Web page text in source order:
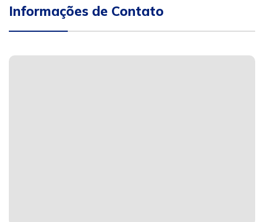
Informações de Contato